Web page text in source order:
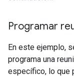
Programar
En este ejemplo,
programa una
específico, lo que